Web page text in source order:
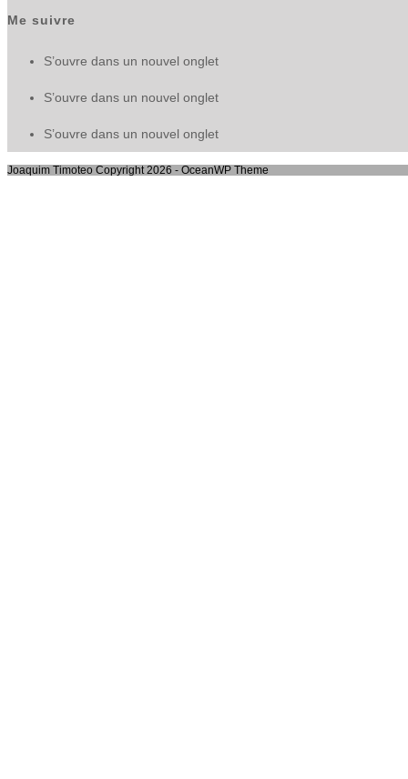
Me suivre
S’ouvre dans un nouvel onglet
S’ouvre dans un nouvel onglet
S’ouvre dans un nouvel onglet
Joaquim Timoteo Copyright 2026 - OceanWP Theme